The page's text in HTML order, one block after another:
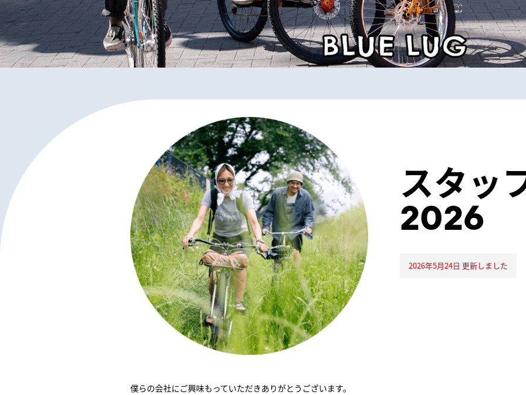
スタッ
2026
2026年5月24日 更新しました
僕らの会社にご興味もっていただきありがとうございます。